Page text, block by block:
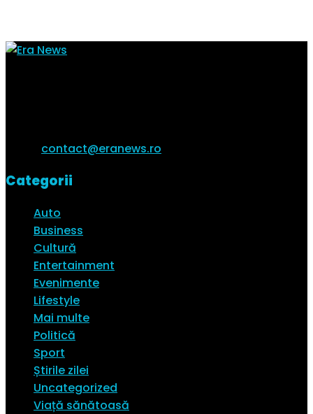
contact@eranews.ro
Categorii
Auto
Business
Cultură
Entertainment
Evenimente
Lifestyle
Mai multe
Politică
Sport
Știrile zilei
Uncategorized
Viață sănătoasă